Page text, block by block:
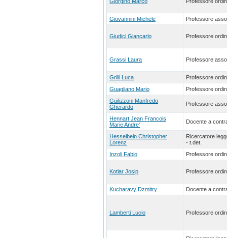
Giovannini Michele Professore
Giudici Giancarlo Professore
Grassi Laura Professore
Grilli Luca
Professore
Guagliano Mario
Professore
Guilizzoni Manfredo
Gherardo
Professore
Hennart Jean Francois
Marie Andre'
Docente a
Hesselbein Christopher
Lorenz
Ricercatore
- t.det.
Inzoli Fabio
Professore
Kotlar Josip Professore
Kucharavy Dzmitry Docente a
Lamberti Lucio Professore